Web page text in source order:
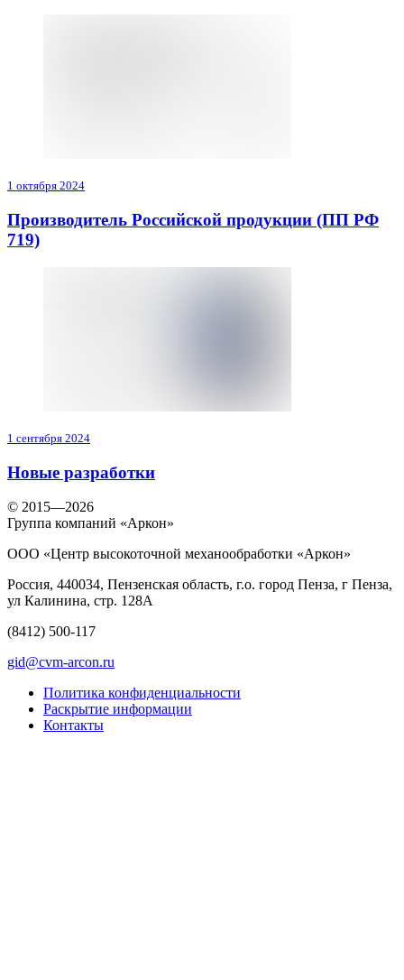
1 октября 2024
Производитель Российской продукции (ПП РФ
719)
1 сентября 2024
Новые разработки
© 2015—2026
Группа компаний «Аркон»
ООО «Центр высокоточной механообработки «Аркон»
Россия, 440034, Пензенская область, г.о. город Пенза, г Пенза,
ул Калинина, стр. 128А
(8412) 500-117
gid@cvm-arcon.ru
Политика конфиденциальности
Раскрытие информации
Контакты